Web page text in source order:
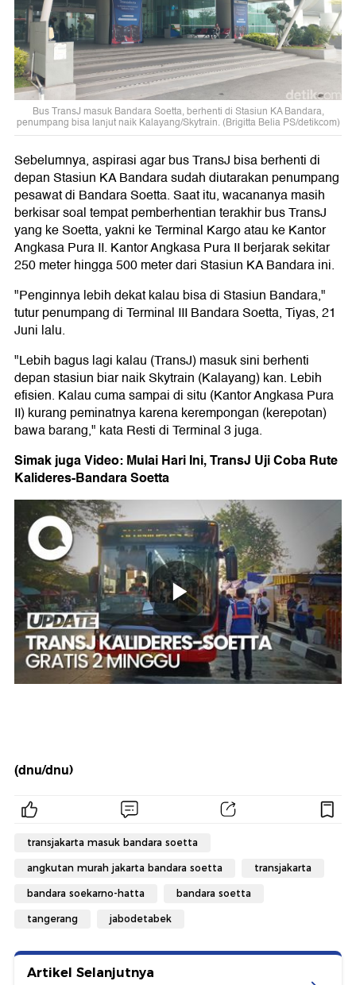
Bus TransJ masuk Bandara Soetta, berhenti di Stasiun KA Bandara,
penumpang bisa lanjut naik Kalayang/Skytrain. (Brigitta Belia PS/detikcom)
Sebelumnya, aspirasi agar bus TransJ bisa berhenti di
depan Stasiun KA Bandara sudah diutarakan penumpang
pesawat di Bandara Soetta. Saat itu, wacananya masih
berkisar soal tempat pemberhentian terakhir bus TransJ
yang ke Soetta, yakni ke Terminal Kargo atau ke Kantor
Angkasa Pura II. Kantor Angkasa Pura II berjarak sekitar
250 meter hingga 500 meter dari Stasiun KA Bandara ini.
"Penginnya lebih dekat kalau bisa di Stasiun Bandara,"
tutur penumpang di Terminal III Bandara Soetta, Tiyas, 21
Juni lalu.
"Lebih bagus lagi kalau (TransJ) masuk sini berhenti
depan stasiun biar naik Skytrain (Kalayang) kan. Lebih
efisien. Kalau cuma sampai di situ (Kantor Angkasa Pura
II) kurang peminatnya karena kerempongan (kerepotan)
bawa barang," kata Resti di Terminal 3 juga.
Simak juga Video: Mulai Hari Ini, TransJ Uji Coba Rute
Kalideres-Bandara Soetta
(dnu/dnu)
transjakarta masuk bandara soetta
angkutan murah jakarta bandara soetta transjakarta
bandara soekarno-hatta bandara soetta
tangerang jabodetabek
Artikel Selanjutnya